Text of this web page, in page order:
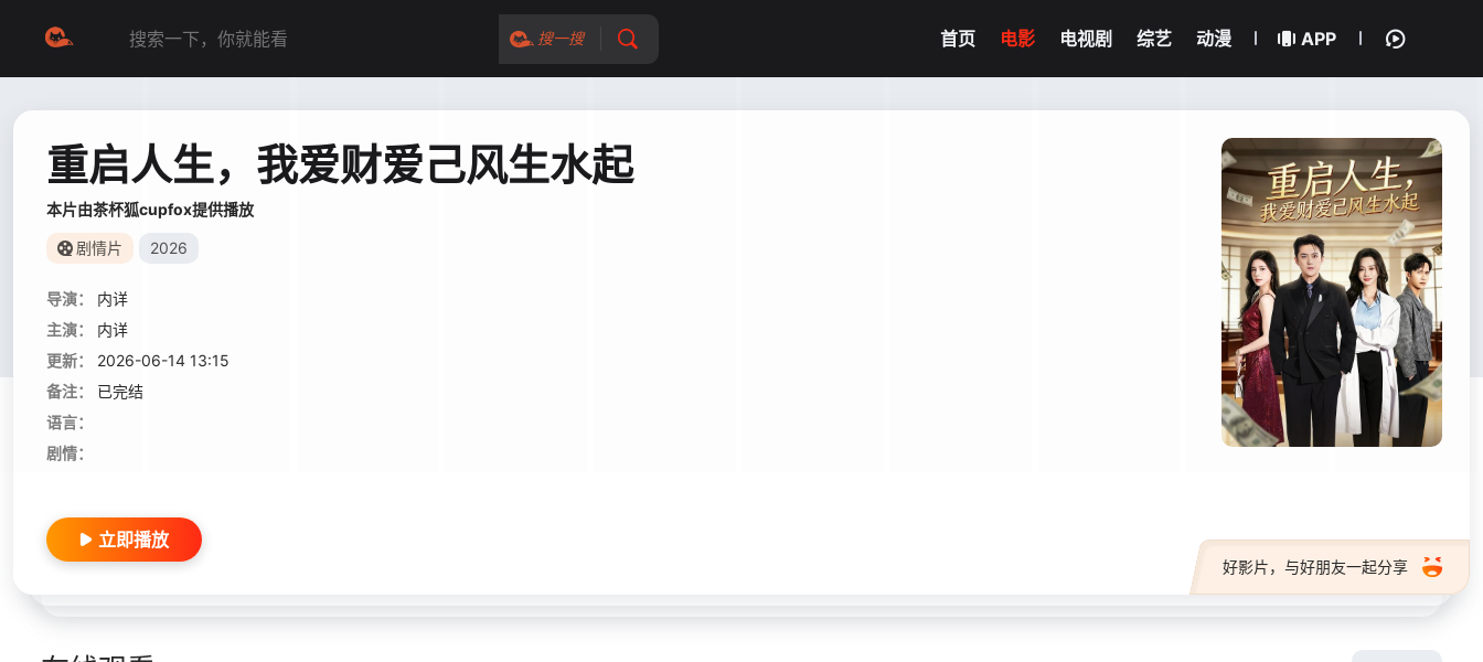
搜一搜 首页 电影 电视剧 综艺 动漫 APP
重启人生，我爱财爱己风生水起
本片由茶杯狐cupfox提供播放
剧情片 2026
导演：
内详
主演：
内详
更新：
2026-06-14 13:15
备注：
已完结
语言：
剧情：
好影片，与好朋友一起分享
立即播放